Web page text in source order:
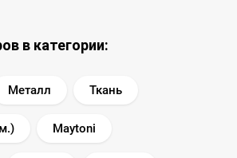
в категории:
Металл Ткань
Maytoni